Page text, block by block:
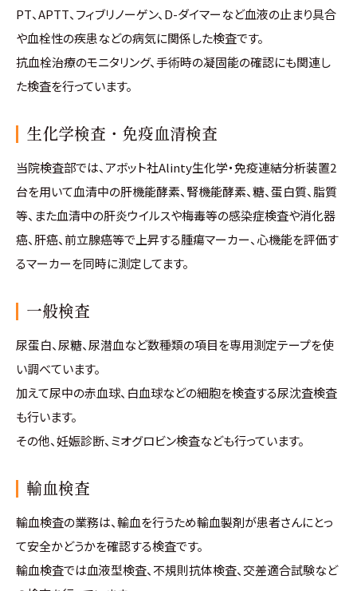
PT、APTT、フィブリノーゲン、D-ダイマーなど血液の止まり具合
や血栓性の疾患などの病気に関係した検査です。
抗血栓治療のモニタリング、手術時の凝固能の確認にも関連し
た検査を行っています。
生化学検査・免疫血清検査
当院検査部では、アボット社Alinty生化学・免疫連結分析装置2
台を用いて血清中の肝機能酵素、腎機能酵素、糖、蛋白質、脂質
等、また血清中の肝炎ウイルスや梅毒等の感染症検査や消化器
癌、肝癌、前立腺癌等で上昇する腫瘍マーカー、心機能を評価す
るマーカーを同時に測定してます。
一般検査
尿蛋白、尿糖、尿潜血など数種類の項目を専用測定テープを使
い調べています。
加えて尿中の赤血球、白血球などの細胞を検査する尿沈査検査
も行います。
その他、妊娠診断、ミオグロビン検査なども行っています。
輸血検査
輸血検査の業務は、輸血を行うため輸血製剤が患者さんにとっ
て安全かどうかを確認する検査です。
輸血検査では血液型検査、不規則抗体検査、交差適合試験など